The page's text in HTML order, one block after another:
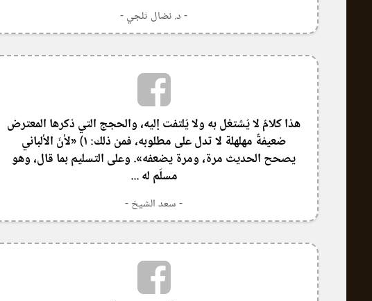
- د. نضال ثلجي -
هذا كلامٌ لا يُشتغل به ولا يُلتفت إليه، والحجج التي ذكرها المعترض
ضعيفةٌ مهلهلة لا تدل على مطلوبه، فمن ذلك: ١) «لأنّ الألباني
يصحح الحديث مرة، ومرة يضعفه». وعلى التسليم بما قال، وهو
مسلّم له ...
- سعد الشيخ -